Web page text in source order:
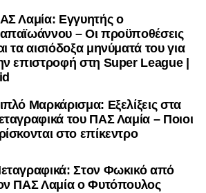
Λαμία: Εγγυητής ο
– Οι προϋποθέσεις
τα αισιόδοξα μηνύματά του για
επιστροφή στη Super League |
Μαρκάρισμα: Εξελίξεις στα
του ΠΑΣ Λαμία – Ποιοι
στο επίκεντρο
Στον Φωκικό από
ΠΑΣ Λαμία ο Φυτόπουλος